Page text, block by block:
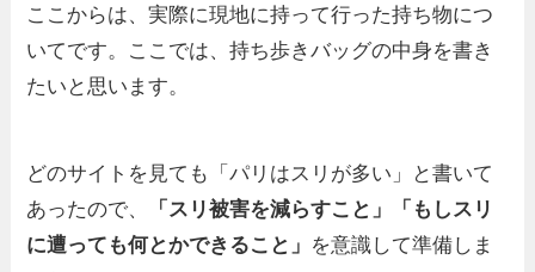
ここからは、実際に現地に持って行った持ち物につ
いてです。ここでは、持ち歩きバッグの中身を書き
たいと思います。
どのサイトを見ても「パリはスリが多い」と書いて
あったので、
「スリ被害を減らすこと」「もしスリ
に遭っても何とかできること」 を意識して準備しま